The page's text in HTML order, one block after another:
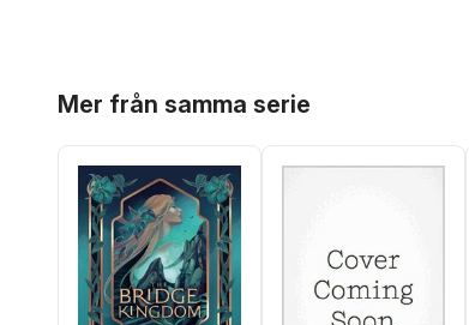
Mer från samma serie